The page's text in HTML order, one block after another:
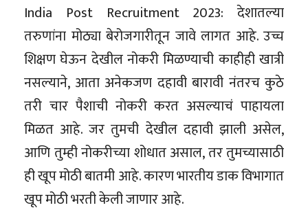
India Post Recruitment 2023: देशातल्या
तरुणांना मोठ्या बेरोजगारीतून जावे लागत आहे. उच्च
शिक्षण घेऊन देखील नोकरी मिळण्याची काहीही खात्री
नसल्याने, आता अनेकजण दहावी बारावी नंतरच कुठे
तरी चार पैशाची नोकरी करत असल्याचं पाहायला
मिळत आहे. जर तुमची देखील दहावी झाली असेल,
आणि तुम्ही नोकरीच्या शोधात असाल, तर तुमच्यासाठी
ही खूप मोठी बातमी आहे. कारण भारतीय डाक विभागात
खूप मोठी भरती केली जाणार आहे.